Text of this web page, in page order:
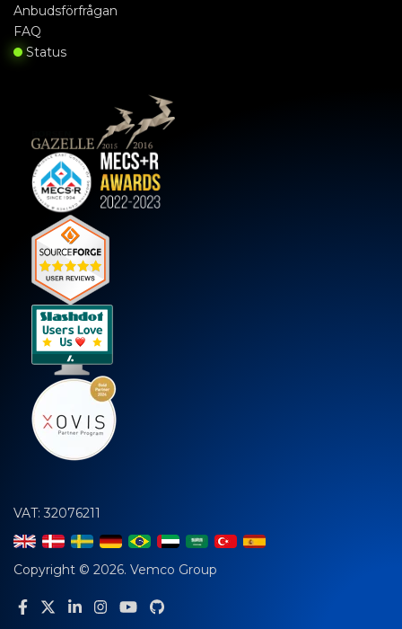
Anbudsförfrågan
FAQ
Status
VAT: 32076211
Copyright © 2026. Vemco Group